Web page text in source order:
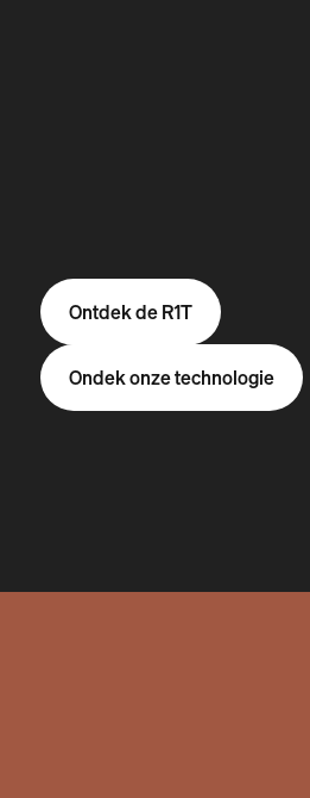
Ontdek de R1T
Ondek onze technologie